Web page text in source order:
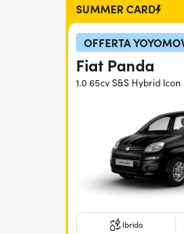
SUMMER CARD
OFFERTA
Fiat Panda
1.0 65cv S&S Hybrid
Ibrido